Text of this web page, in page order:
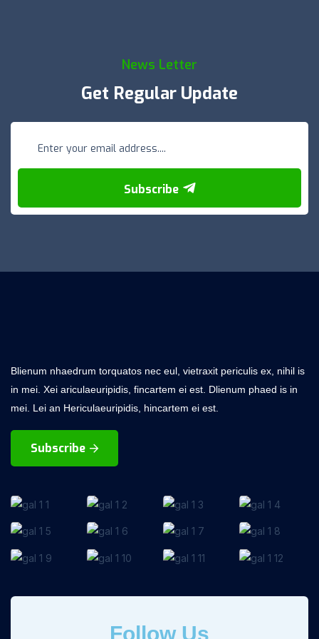
News Letter
Get Regular Update
Subscribe
Blienum nhaedrum torquatos nec eul, vietraxit periculis ex, nihil is
in mei. Xei ariculaeuripidis, fincartem ei est. Dlienum phaed is in
mei. Lei an Hericulaeuripidis, hincartem ei est.
Subscribe
Follow Us